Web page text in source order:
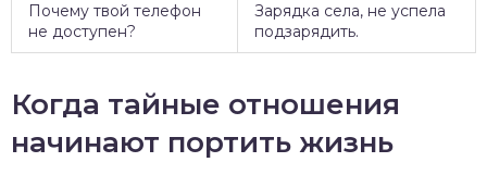
Почему твой телефон
не доступен?
Зарядка села, не успела
подзарядить.
Когда тайные отношения
начинают портить жизнь